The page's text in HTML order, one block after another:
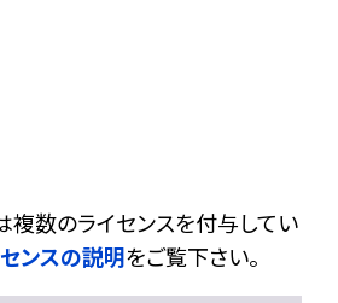
複数のライセンスを付与してい
ンスの説明をご覧下さい。